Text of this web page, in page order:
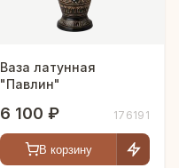
Ваза латунная
"Павлин"
6 100 ₽ 176191
В корзину